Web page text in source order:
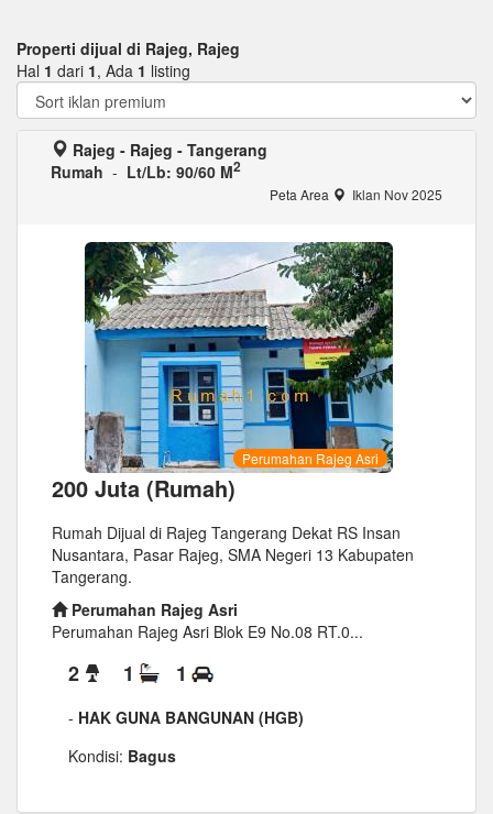
Properti dijual di Rajeg, Rajeg
Hal 1 dari 1, Ada 1 listing
Rajeg - Rajeg - Tangerang
Rumah - Lt/Lb: 90/60 M2
Peta Area Iklan Nov 2025
Perumahan Rajeg Asri
200 Juta (Rumah)
Rumah Dijual di Rajeg Tangerang Dekat RS Insan
Nusantara, Pasar Rajeg, SMA Negeri 13 Kabupaten
Tangerang.
Perumahan Rajeg Asri
Perumahan Rajeg Asri Blok E9 No.08 RT.0...
2 1 1
- HAK GUNA BANGUNAN (HGB)
Kondisi: Bagus